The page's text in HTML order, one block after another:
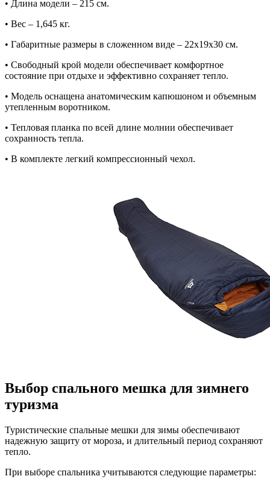
• Длина модели – 215 см.
• Вес – 1,645 кг.
• Габаритные размеры в сложенном виде – 22х19х30 см.
• Свободный крой модели обеспечивает комфортное
состояние при отдыхе и эффективно сохраняет тепло.
• Модель оснащена анатомическим капюшоном и объемным
утепленным воротником.
• Тепловая планка по всей длине молнии обеспечивает
сохранность тепла.
• В комплекте легкий компрессионный чехол.
Выбор спального мешка для зимнего
туризма
Туристические спальные мешки для зимы обеспечивают
надежную защиту от мороза, и длительный период сохраняют
тепло.
При выборе спальника учитываются следующие параметры: